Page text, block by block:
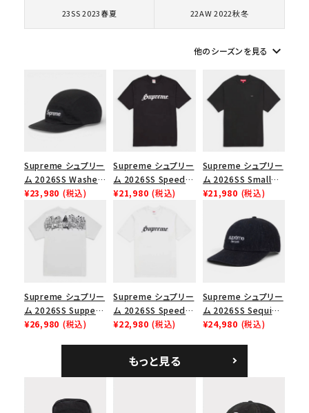
カテゴリーから探す
シーズンから探す
価格から探す
円 ～
23SS 2023春夏 22AW 2022秋冬
他のシーズンを見る keyboard_arrow_down
Supreme シュプリー
ム 2026SS Washed
Chino Twill Camp
Cap ウォッシュド チ
ノツイル キャンプキャ
ップ ブラック
¥23,980 (税込)
Supreme シュプリー
ム 2026SS Speed
Tee スピードTシャツ
¥21,980 (税込)
Supreme シュプリー
ム 2026SS Small
Box Tee スモールボ
¥21,980 (税込)
Supreme シュプリー
ム 2026SS Supper
Tee サパーTシャツ
¥26,980 (税込)
Supreme シュプリー
ム 2026SS Speed
Tee スピードTシャツ
¥22,980 (税込)
Supreme シュプリー
ム 2026SS Sequin
Denim Classic
シックロゴ 6パネルキ
ャップ ブラック
¥24,980 (税込)
もっと見る